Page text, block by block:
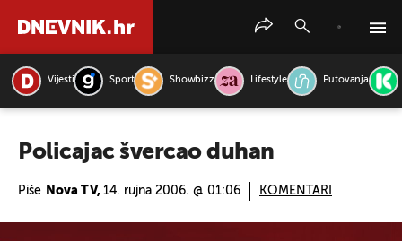
Vijesti Sport Showbizz Lifestyle Putovanja
Policajac švercao duhan
Piše Nova TV, 14. rujna 2006. @ 01:06 KOMENTARI
PRETRAŽITE VIJESTI